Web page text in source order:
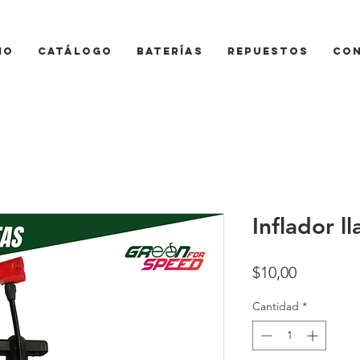
Catálogo Baterías Repuestos
Inflador
$10,00Precio
Cantidad *